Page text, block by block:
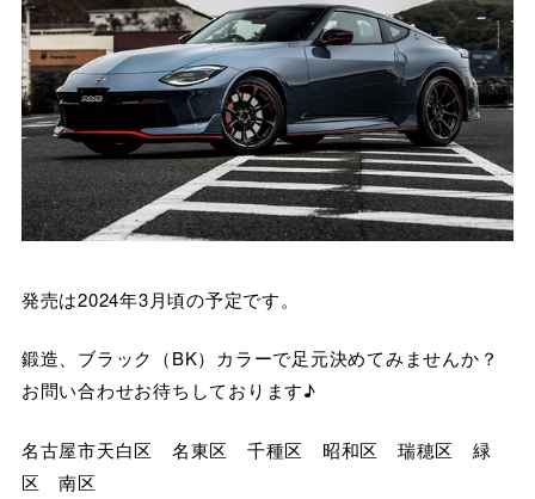
発売は2024年3月頃の予定です。
鍛造、ブラック（BK）カラーで足元決めてみませんか？
お問い合わせお待ちしております♪
名古屋市天白区 名東区 千種区 昭和区 瑞穂区 緑
区 南区